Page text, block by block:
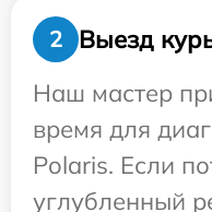
2
Выезд
Наш мастер
время для
Polaris. Если
углубленный